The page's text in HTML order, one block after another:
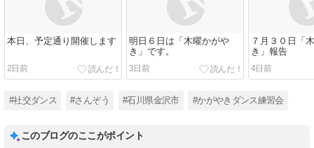
本日、予定通り開催します
2日前
明日６日は「木曜かがや
き」です。
3日前
７月３０日「
き」報告
4日前
#社交ダンス #さんぞう #石川県金沢市 #かがやきダンス練習会
このブログのここがポイント